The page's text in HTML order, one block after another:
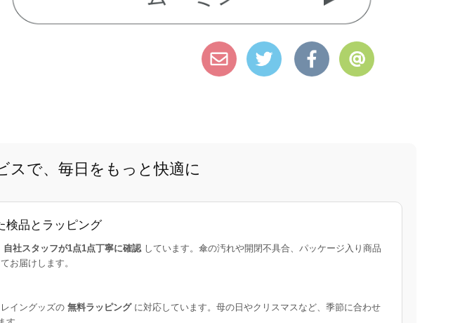
スで、毎日をもっと快適に
検品とラッピング
自社スタッフが1点1点丁寧に確認しています。傘の汚れや開閉不具合、パッケージ入り商品
お届けします。
イングッズの 無料ラッピングに対応しています。母の日やクリスマスなど、季節に合わせ